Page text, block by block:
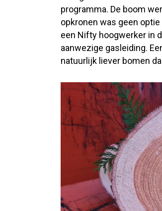
programma. De boom
opkronen was geen
een Nifty hoogwerker in
aanwezige gasleiding.
natuurlijk liever bomen